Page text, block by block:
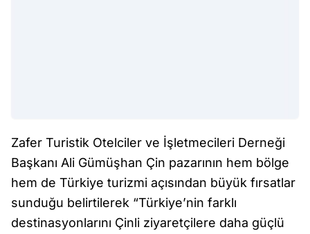
Zafer Turistik Otelciler ve İşletmecileri Derneği
Başkanı Ali Gümüşhan Çin pazarının hem bölge
hem de Türkiye turizmi açısından büyük fırsatlar
sunduğu belirtilerek “Türkiye’nin farklı
destinasyonlarını Çinli ziyaretçilere daha güçlü